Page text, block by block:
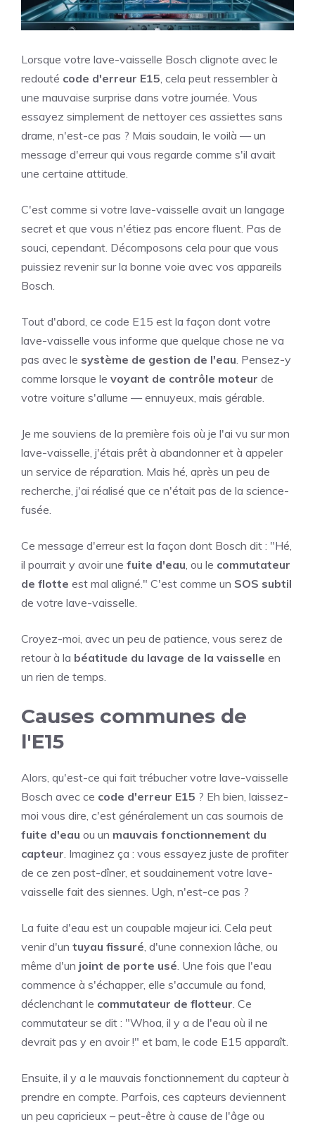
Lorsque votre lave-vaisselle Bosch clignote avec le
redouté code d'erreur E15, cela peut ressembler à
une mauvaise surprise dans votre journée. Vous
essayez simplement de nettoyer ces assiettes sans
drame, n'est-ce pas ? Mais soudain, le voilà — un
message d'erreur qui vous regarde comme s'il avait
une certaine attitude.
C'est comme si votre lave-vaisselle avait un langage
secret et que vous n'étiez pas encore fluent. Pas de
souci, cependant. Décomposons cela pour que vous
puissiez revenir sur la bonne voie avec vos appareils
Bosch.
Tout d'abord, ce code E15 est la façon dont votre
lave-vaisselle vous informe que quelque chose ne va
pas avec le système de gestion de l'eau. Pensez-y
comme lorsque le voyant de contrôle moteur de
votre voiture s'allume — ennuyeux, mais gérable.
Je me souviens de la première fois où je l'ai vu sur mon
lave-vaisselle, j'étais prêt à abandonner et à appeler
un service de réparation. Mais hé, après un peu de
recherche, j'ai réalisé que ce n'était pas de la science-
fusée.
Ce message d'erreur est la façon dont Bosch dit : "Hé,
il pourrait y avoir une fuite d'eau, ou le commutateur
de flotte est mal aligné." C'est comme un SOS subtil
de votre lave-vaisselle.
Croyez-moi, avec un peu de patience, vous serez de
retour à la béatitude du lavage de la vaisselle en
un rien de temps.
Causes communes de
l'E15
Alors, qu'est-ce qui fait trébucher votre lave-vaisselle
Bosch avec ce code d'erreur E15 ? Eh bien, laissez-
moi vous dire, c'est généralement un cas sournois de
fuite d'eau ou un mauvais fonctionnement du
capteur. Imaginez ça : vous essayez juste de profiter
de ce zen post-dîner, et soudainement votre lave-
vaisselle fait des siennes. Ugh, n'est-ce pas ?
La fuite d'eau est un coupable majeur ici. Cela peut
venir d'un tuyau fissuré, d'une connexion lâche, ou
même d'un joint de porte usé. Une fois que l'eau
commence à s'échapper, elle s'accumule au fond,
déclenchant le commutateur de flotteur. Ce
commutateur se dit : "Whoa, il y a de l'eau où il ne
devrait pas y en avoir !" et bam, le code E15 apparaît.
Ensuite, il y a le mauvais fonctionnement du capteur à
prendre en compte. Parfois, ces capteurs deviennent
un peu capricieux – peut-être à cause de l'âge ou